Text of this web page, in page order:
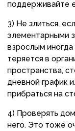
поддерживайте
3) Не злиться,
элементарными
взрослым
теряется в
пространства,
дневной график
прибраться на
4) Проверять
него. Это тоже